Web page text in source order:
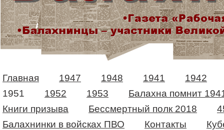
Главная 1947 1948 1941
1942
1951
1952 1953
Балахна помнит
Книги призыва
Бессмертный полк 2018
Балахнинки в войсках ПВО
Контакты